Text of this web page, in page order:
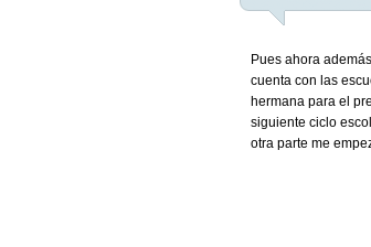
Pues ahora
cuenta con las
hermana para el
siguiente ciclo
otra parte me